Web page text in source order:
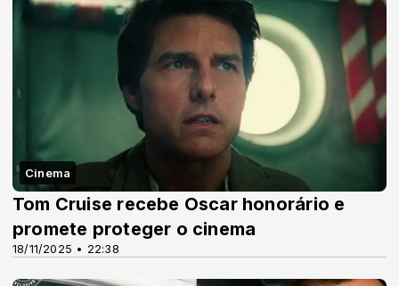
Cinema
18/11/2025 • 22:38
Tom Cruise recebe Oscar honorário e
promete proteger o cinema